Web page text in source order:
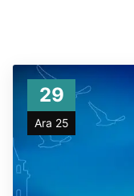
29
Ara 25